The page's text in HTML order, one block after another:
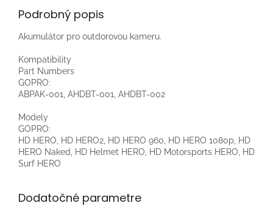
Podrobný popis
Akumulátor pro outdorovou kameru.
Kompatibility
Part Numbers
GOPRO:
ABPAK-001, AHDBT-001, AHDBT-002
Modely
GOPRO:
HD HERO, HD HERO2, HD HERO 960, HD HERO 1080p, HD
HERO Naked, HD Helmet HERO, HD Motorsports HERO, HD
Surf HERO
Dodatočné parametre